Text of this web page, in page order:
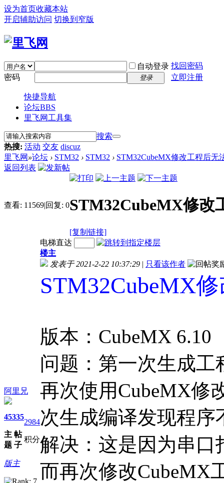
设为首页收藏本站
开启辅助访问 切换到窄版
自动登录 找回密码
密码
登录 立即注册
快捷导航
论坛BBS
里飞网工具集
搜索
热搜: 活动 交友 discuz
里飞网 »论坛 › STM32 › STM32 › STM32CubeMX修改工程后无
返回列表
查看: 11569|回复: 0STM32CubeMX修改
[复制链接]
阿里兄
45
主
题
335
帖
子
2984
积分
版主
电梯直达
楼主
发表于 2021-2-22 10:37:29 | 只看该作者
STM32CubeMX
版本：CubeMX 6.10
问题：第一次生成
再次使用CubeMX修
次生成编译发现程序
解决：这是因为串口
而再次修改CubeMX